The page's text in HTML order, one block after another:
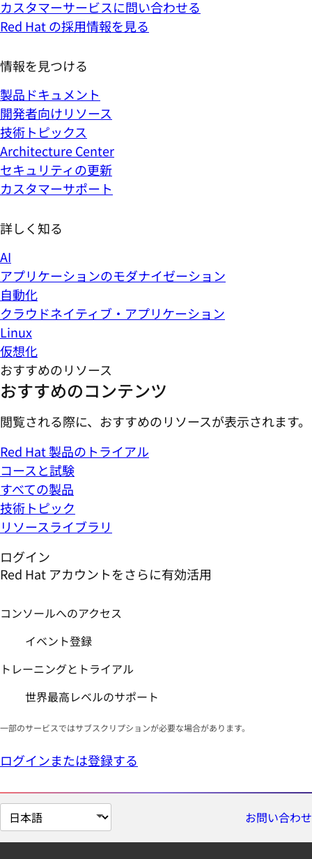
カスタマーサービスに問い合わせる
Red Hat の採用情報を見る
情報を見つける
製品ドキュメント
開発者向けリソース
技術トピックス
Architecture Center
セキュリティの更新
カスタマーサポート
詳しく知る
AI
アプリケーションのモダナイゼーション
自動化
クラウドネイティブ・アプリケーション
Linux
仮想化
おすすめのリソース
おすすめのコンテンツ
閲覧される際に、おすすめのリソースが表示されます。
Red Hat 製品のトライアル
コースと試験
すべての製品
技術トピック
リソースライブラリ
ログイン
Red Hat アカウントをさらに有効活用
コンソールへのアクセス
イベント登録
トレーニングとトライアル
世界最高レベルのサポート
一部のサービスではサブスクリプションが必要な場合があります。
ログインまたは登録する
ペ
ー
お問い合わせ